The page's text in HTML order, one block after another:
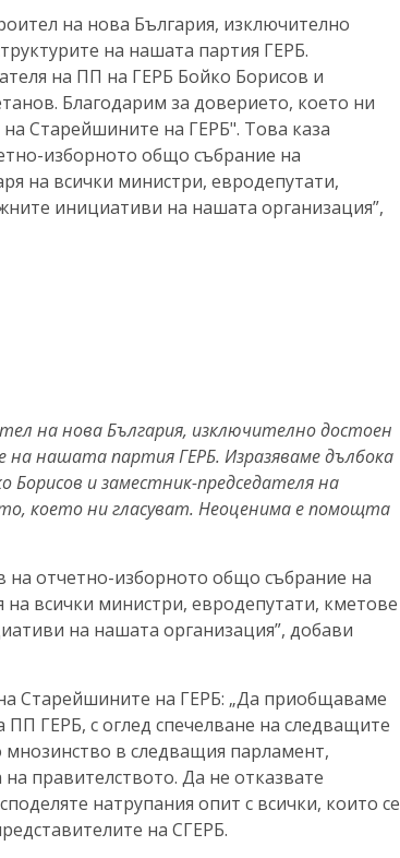
на нова България, изключително
на нашата партия ГЕРБ.
на ПП на ГЕРБ Бойко Борисов и
Благодарим за доверието, което ни
Старейшините на ГЕРБ". Това каза
изборното общо събрание на
на всички министри, евродепутати,
инициативи на нашата организация”,
на нова България, изключително достоен
на нашата партия ГЕРБ. Изразяваме дълбока
Борисов и заместник-председателя на
което ни гласуват. Неоценима е помощта
на отчетно-изборното общо събрание на
всички министри, евродепутати, кметове
на нашата организация”, добави
Старейшините на ГЕРБ: „Да приобщаваме
ГЕРБ, с оглед спечелване на следващите
в следващия парламент,
правителството. Да не отказвате
натрупания опит с всички, които се
на СГЕРБ.